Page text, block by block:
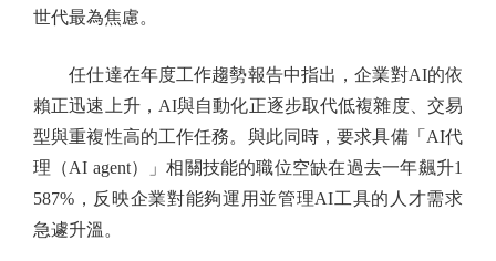
世代最為焦慮。
任仕達在年度工作趨勢報告中指出，企業對AI的依
賴正迅速上升，AI與自動化正逐步取代低複雜度、交易
型與重複性高的工作任務。與此同時，要求具備「AI代
理（AI agent）」相關技能的職位空缺在過去一年飆升1
587%，反映企業對能夠運用並管理AI工具的人才需求
急遽升溫。